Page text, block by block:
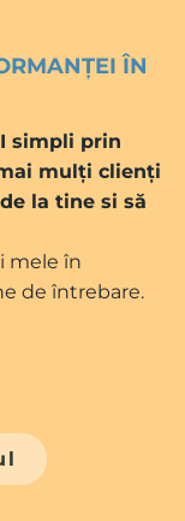
ÎN
simpli prin
mulți clienți
la tine si să
mele în
de întrebare.